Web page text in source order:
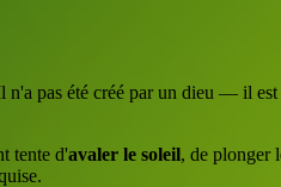
n'a pas été créé par un dieu — il est
tente d'avaler le soleil, de plonger